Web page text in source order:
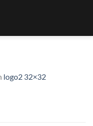
logo2 32×32